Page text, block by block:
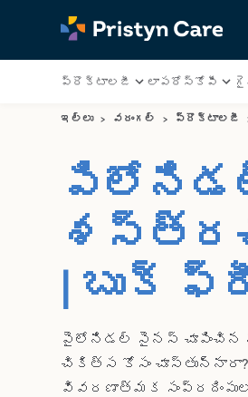
ప్రొక్టాలజీ లాపరోస్కోపీ
ఇల్లు > వరంగల్ > ప్రొక్టాలజీ
| బుక్
పైలోనిడల్ సైనస్
చికిత్స కోసం
వివరణాత్మక